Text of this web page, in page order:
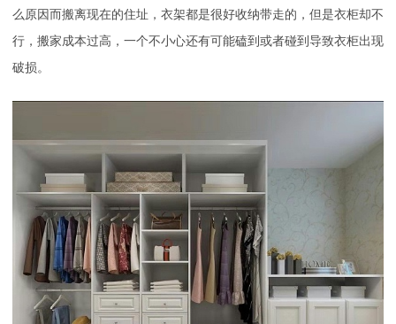
么原因而搬离现在的住址，衣架都是很好收纳带走的，但是衣柜却不
行，搬家成本过高，一个不小心还有可能磕到或者碰到导致衣柜出现
破损。